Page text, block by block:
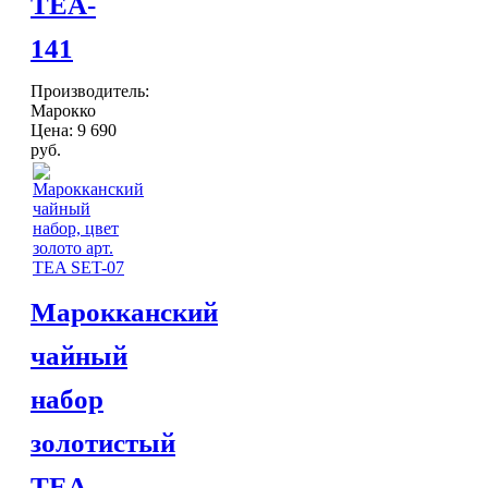
Чайники и кофейники
Сахарницы, конфетницы,
Пиалы, чаши, салатники
ДОСТАВКА и ОПЛАТА
КОНТАКТЫ
141
Производитель:
Марокко
Цена: 9 690
руб.
Марокканский
чайный
набор
золотистый